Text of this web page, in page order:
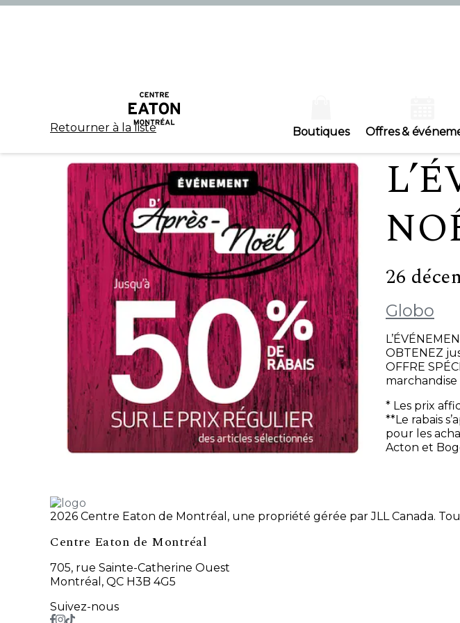
Boutiques Offres &
Retourner à la liste
26
Globo
OBTENEZ
OFFRE
* Les prix
**Le rabais
pour les
Acton et
2026 Centre Eaton de Montréal, une propriété gérée par JLL Canada.
Centre Eaton de Montréal
705, rue Sainte-Catherine Ouest
Montréal, QC H3B 4G5
Suivez-nous